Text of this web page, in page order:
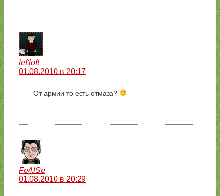
leftloft
01.08.2010 в 20:17
От армии то есть отмаза?
FeAlSe
01.08.2010 в 20:29